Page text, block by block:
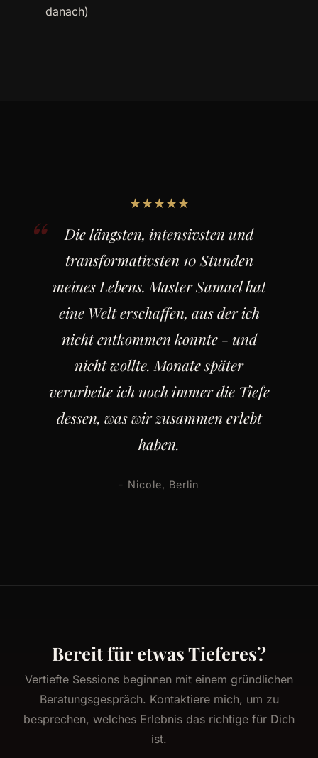
danach)
★★★★★
Die längsten, intensivsten und
transformativsten 10 Stunden
meines Lebens. Master Samael hat
eine Welt erschaffen, aus der ich
nicht entkommen konnte - und
nicht wollte. Monate später
verarbeite ich noch immer die Tiefe
dessen, was wir zusammen erlebt
haben.
- Nicole, Berlin
Bereit für etwas Tieferes?
Vertiefte Sessions beginnen mit einem gründlichen
Beratungsgespräch. Kontaktiere mich, um zu
besprechen, welches Erlebnis das richtige für Dich
ist.